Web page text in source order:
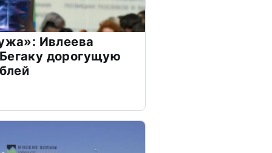
Ивлеева
дорогущую